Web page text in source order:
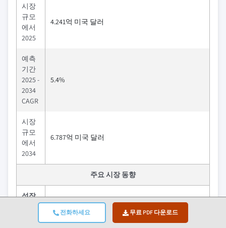
전화하세요 무료 PDF 다운로드
시장
규모
에서
2025
4.241억 미국 달러
예측
기간
2025 -
2034
CAGR
5.4%
시장
규모
에서
2034
6.787억 미국 달러
주요 시장 동향
성장
영향